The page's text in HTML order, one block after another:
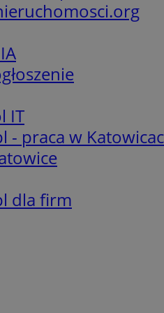
IT
- praca w
dla firm